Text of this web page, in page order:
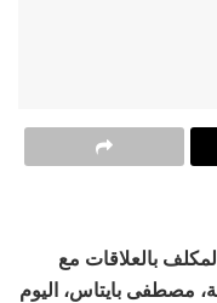
بالعلاقات مع
مصطفى بايتاس، اليوم